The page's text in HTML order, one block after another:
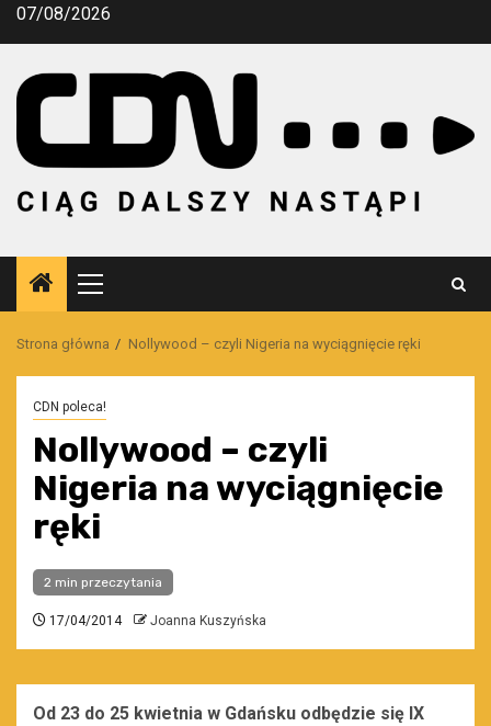
Przejdź
07/08/2026
Menu
główne
Strona główna Nollywood – czyli Nigeria na wyciągnięcie ręki
CDN poleca!
Nollywood – czyli
Nigeria na wyciągnięcie
ręki
2 min przeczytania
17/04/2014 Joanna Kuszyńska
Od 23 do 25 kwietnia w Gdańsku odbędzie się IX